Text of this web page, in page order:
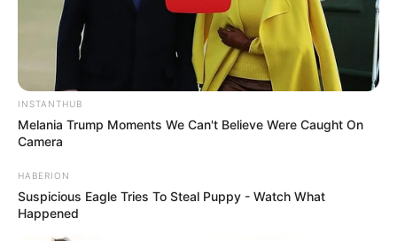
INSTANTHUB
Melania Trump Moments We Can't Believe Were Caught On
Camera
HABERION
Suspicious Eagle Tries To Steal Puppy - Watch What
Happened